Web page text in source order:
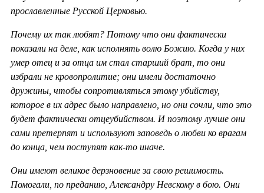
прославленные Русской Церковью.
Почему их так любят? Потому что они фактически
показали на деле, как исполнять волю Божию. Когда у них
умер отец и за отца им стал старший брат, то они
избрали не кровопролитие; они имели достаточно
дружины, чтобы сопротивляться этому убийству,
которое в их адрес было направлено, но они сочли, что это
будет фактически отцеубийством. И поэтому лучше они
сами претерпят и используют заповедь о любви ко врагам
до конца, чем поступят как-то иначе.
Они имеют великое дерзновение за свою решимость.
Помогали, по преданию, Александру Невскому в бою. Они